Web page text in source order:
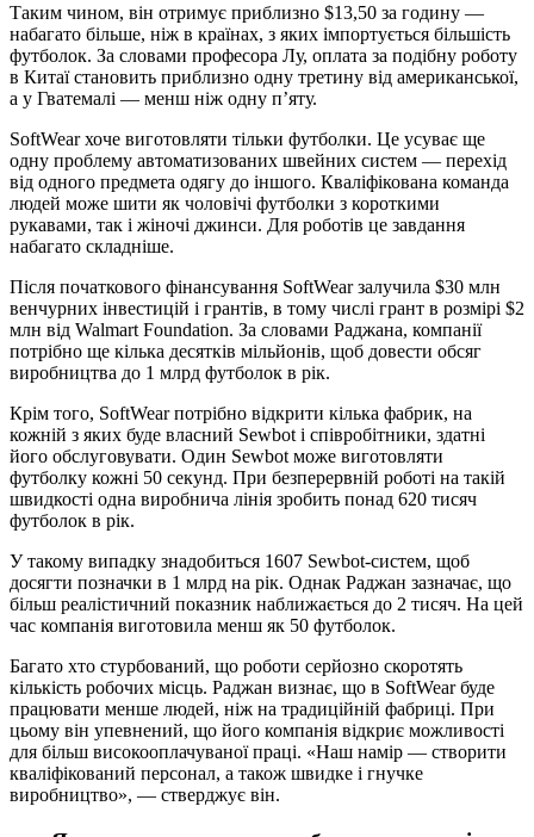
Таким чином, він отримує приблизно $13,50 за годину —
набагато більше, ніж в країнах, з яких імпортується більшість
футболок. За словами професора Лу, оплата за подібну роботу
в Китаї становить приблизно одну третину від американської,
а у Гватемалі — менш ніж одну п’яту.
SoftWear хоче виготовляти тільки футболки. Це усуває ще
одну проблему автоматизованих швейних систем — перехід
від одного предмета одягу до іншого. Кваліфікована команда
людей може шити як чоловічі футболки з короткими
рукавами, так і жіночі джинси. Для роботів це завдання
набагато складніше.
Після початкового фінансування SoftWear залучила $30 млн
венчурних інвестицій і грантів, в тому числі грант в розмірі $2
млн від Walmart Foundation. За словами Раджана, компанії
потрібно ще кілька десятків мільйонів, щоб довести обсяг
виробництва до 1 млрд футболок в рік.
Крім того, SoftWear потрібно відкрити кілька фабрик, на
кожній з яких буде власний Sewbot і співробітники, здатні
його обслуговувати. Один Sewbot може виготовляти
футболку кожні 50 секунд. При безперервній роботі на такій
швидкості одна виробнича лінія зробить понад 620 тисяч
футболок в рік.
У такому випадку знадобиться 1607 Sewbot-систем, щоб
досягти позначки в 1 млрд на рік. Однак Раджан зазначає, що
більш реалістичний показник наближається до 2 тисяч. На цей
час компанія виготовила менш як 50 футболок.
Багато хто стурбований, що роботи серйозно скоротять
кількість робочих місць. Раджан визнає, що в SoftWear буде
працювати менше людей, ніж на традиційній фабриці. При
цьому він упевнений, що його компанія відкриє можливості
для більш високооплачуваної праці. «Наш намір — створити
кваліфікований персонал, а також швидке і гнучке
виробництво», — стверджує він.